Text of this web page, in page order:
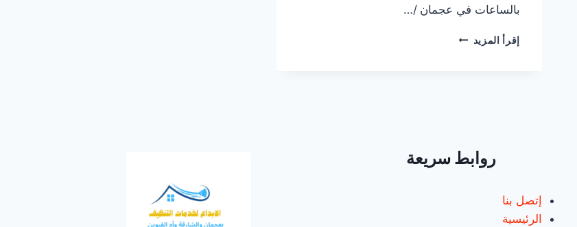
بالساعات في عجمان /…
إقرأ المزيد شركات
خصم
30%
روابط سريعة
إتصل بنا
الرئيسية